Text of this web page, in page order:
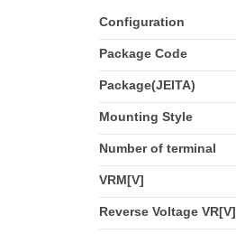
Configuration
Package Code
Package(JEITA)
Mounting Style
Number of terminal
VRM[V]
Reverse Voltage VR[V]